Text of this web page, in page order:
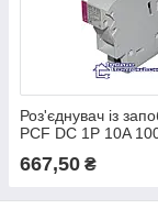
Роз'єднувач із
PCF DC 1P 10A
667,50 ₴